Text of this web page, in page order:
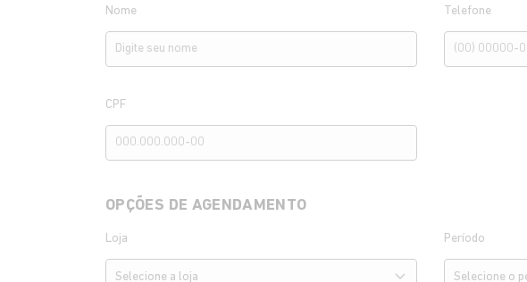
Nome Telefone
CPF
OPÇÕES DE AGENDAMENTO
Loja Período